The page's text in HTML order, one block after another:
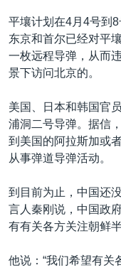
美国之音专访
重要讲话与声明
台海两岸关系
关注西藏
关注新疆
其他语言网站
平壤计划在4月4号到8
东京和首尔已经对平
一枚远程导弹，从而
景下访问北京的。
美国、日本和韩国官
浦洞二号导弹。据信
到美国的阿拉斯加或
从事弹道导弹活动。
到目前为止，中国还
言人秦刚说，中国政
有有关各方关注朝鲜
他说：“我们希望有关